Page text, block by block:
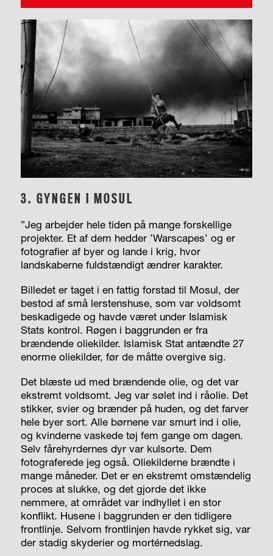
3. GYNGEN I MOSUL
”Jeg arbejder hele tiden på mange forskellige
projekter. Et af dem hedder ’Warscapes’ og er
fotografier af byer og lande i krig, hvor
landskaberne fuldstændigt ændrer karakter.
Billedet er taget i en fattig forstad til Mosul, der
bestod af små lerstenshuse, som var voldsomt
beskadigede og havde været under Islamisk
Stats kontrol. Røgen i baggrunden er fra
brændende oliekilder. Islamisk Stat antændte 27
enorme oliekilder, før de måtte overgive sig.
Det blæste ud med brændende olie, og det var
ekstremt voldsomt. Jeg var sølet ind i råolie. Det
stikker, svier og brænder på huden, og det farver
hele byer sort. Alle børnene var smurt ind i olie,
og kvinderne vaskede tøj fem gange om dagen.
Selv fårehyrdernes dyr var kulsorte. Dem
fotograferede jeg også. Oliekilderne brændte i
mange måneder. Det er en ekstremt omstændelig
proces at slukke, og det gjorde det ikke
nemmere, at området var indhyllet i en stor
konflikt. Husene i baggrunden er den tidligere
frontlinje. Selvom frontlinjen havde rykket sig, var
der stadig skyderier og mortérnedslag.